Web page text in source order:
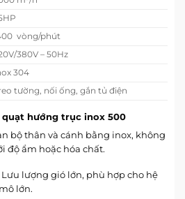
vòng/phút
380V – 50Hz
304
tường, nối ống, gắn tủ điện
hướng trục inox 500
bộ thân và cánh bằng inox, không
độ ẩm hoặc hóa chất.
lượng gió lớn, phù hợp cho hệ
lớn.